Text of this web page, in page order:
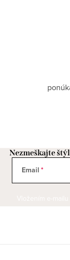
Nezmeškajte
Email